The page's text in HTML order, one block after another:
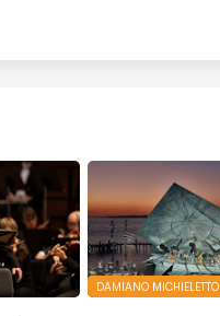
DAMIANO MICHIELETTO